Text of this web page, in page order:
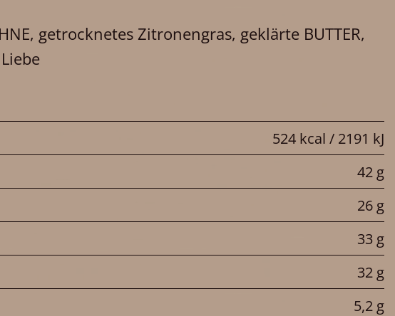
getrocknetes Zitronengras, geklärte BUTTER,
524 kcal / 2191 kJ
42 g
26 g
33 g
32 g
5,2 g